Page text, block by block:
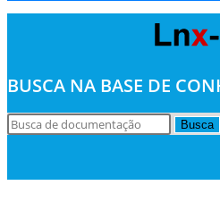
BUSCA NA BASE DE
Busca